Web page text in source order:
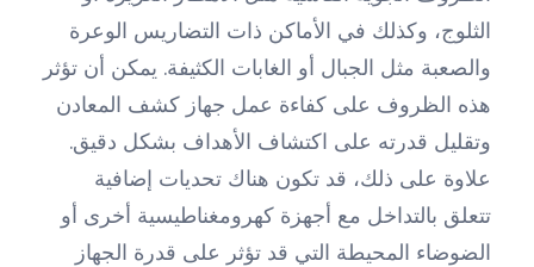
الثلوج، وكذلك في الأماكن ذات التضاريس الوعرة
والصعبة مثل الجبال أو الغابات الكثيفة. يمكن أن تؤثر
هذه الظروف على كفاءة عمل جهاز كشف المعادن
وتقليل قدرته على اكتشاف الأهداف بشكل دقيق.
علاوة على ذلك، قد تكون هناك تحديات إضافية
تتعلق بالتداخل مع أجهزة كهرومغناطيسية أخرى أو
الضوضاء المحيطة التي قد تؤثر على قدرة الجهاز